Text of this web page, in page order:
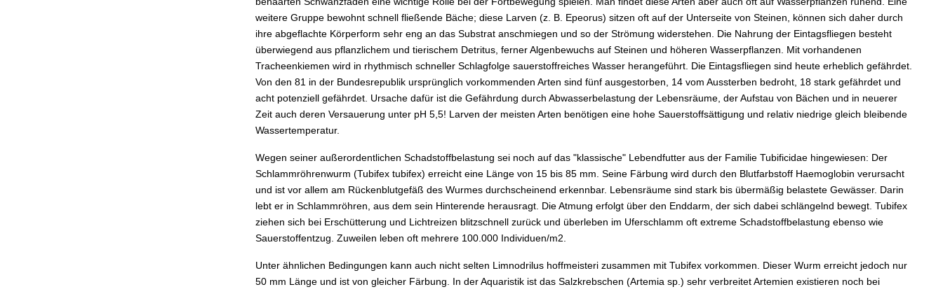
weitere Gruppe bewohnt schnell fließende Bäche; diese Larven (z. B. Epeorus) sitzen oft auf der Unterseite von Steinen, können sich daher durch
ihre abgeflachte Körperform sehr eng an das Substrat anschmiegen und so der Strömung widerstehen. Die Nahrung der Eintagsfliegen besteht
überwiegend aus pflanzlichem und tierischem Detritus, ferner Algenbewuchs auf Steinen und höheren Wasserpflanzen. Mit vorhandenen
Tracheenkiemen wird in rhythmisch schneller Schlagfolge sauerstoffreiches Wasser herangeführt. Die Eintagsfliegen sind heute erheblich gefährdet.
Von den 81 in der Bundesrepublik ursprünglich vorkommenden Arten sind fünf ausgestorben, 14 vom Aussterben bedroht, 18 stark gefährdet und
acht potenziell gefährdet. Ursache dafür ist die Gefährdung durch Abwasserbelastung der Lebensräume, der Aufstau von Bächen und in neuerer
Zeit auch deren Versauerung unter pH 5,5! Larven der meisten Arten benötigen eine hohe Sauerstoffsättigung und relativ niedrige gleich bleibende
Wassertemperatur.
Wegen seiner außerordentlichen Schadstoffbelastung sei noch auf das "klassische" Lebendfutter aus der Familie Tubificidae hingewiesen: Der
Schlammröhrenwurm (Tubifex tubifex) erreicht eine Länge von 15 bis 85 mm. Seine Färbung wird durch den Blutfarbstoff Haemoglobin verursacht
und ist vor allem am Rückenblutgefäß des Wurmes durchscheinend erkennbar. Lebensräume sind stark bis übermäßig belastete Gewässer. Darin
lebt er in Schlammröhren, aus dem sein Hinterende herausragt. Die Atmung erfolgt über den Enddarm, der sich dabei schlängelnd bewegt. Tubifex
ziehen sich bei Erschütterung und Lichtreizen blitzschnell zurück und überleben im Uferschlamm oft extreme Schadstoffbelastung ebenso wie
Sauerstoffentzug. Zuweilen leben oft mehrere 100.000 Individuen/m2.
Unter ähnlichen Bedingungen kann auch nicht selten Limnodrilus hoffmeisteri zusammen mit Tubifex vorkommen. Dieser Wurm erreicht jedoch nur
50 mm Länge und ist von gleicher Färbung. In der Aquaristik ist das Salzkrebschen (Artemia sp.) sehr verbreitet Artemien existieren noch bei